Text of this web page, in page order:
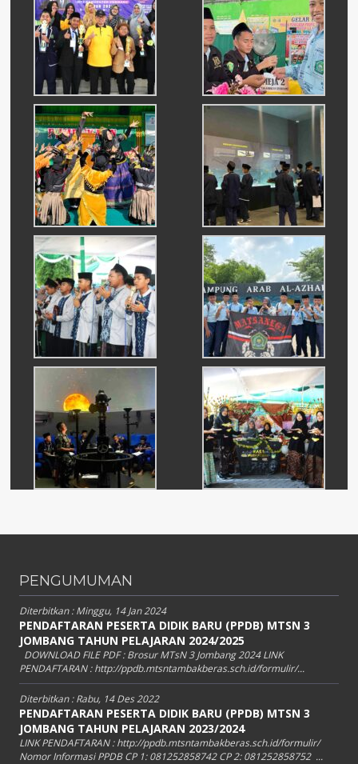
PENGUMUMAN
Diterbitkan :Minggu, 14 Jan 2024
PENDAFTARAN PESERTA DIDIK BARU (PPDB) MTSN 3
JOMBANG TAHUN PELAJARAN 2024/2025
DOWNLOAD FILE PDF : Brosur MTsN 3 Jombang 2024 LINK
PENDAFTARAN : http://ppdb.mtsntambakberas.sch.id/formulir/...
Diterbitkan :Rabu, 14 Des 2022
PENDAFTARAN PESERTA DIDIK BARU (PPDB) MTSN 3
JOMBANG TAHUN PELAJARAN 2023/2024
LINK PENDAFTARAN : http://ppdb.mtsntambakberas.sch.id/formulir/
Nomor Informasi PPDB CP 1: 081252858742 CP 2: 081252858752 ...